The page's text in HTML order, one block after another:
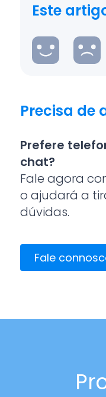
Este
Precisa de
Prefere
chat?
Fale agora
o ajudará a
dúvidas.
Fale